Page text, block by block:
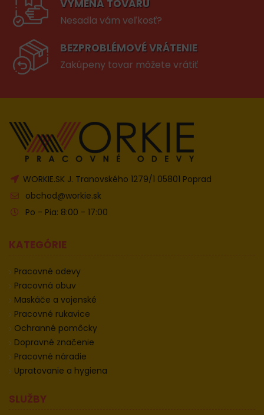
VÝMENA TOVARU
Nesadla vám veľkosť?
BEZPROBLÉMOVÉ VRÁTENIE
Zakúpeny tovar môžete vrátiť
WORKIE.SK J. Tranovského 1279/1 05801 Poprad
obchod@workie.sk
Po - Pia: 8:00 - 17:00
KATEGÓRIE
Pracovné odevy
Pracovná obuv
Maskáče a vojenské
Pracovné rukavice
Ochranné pomôcky
Dopravné značenie
Pracovné náradie
Upratovanie a hygiena
SLUŽBY